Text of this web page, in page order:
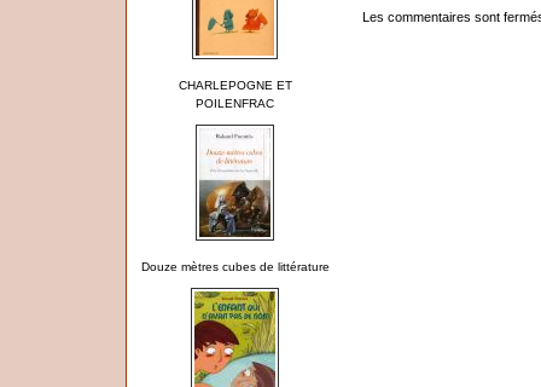
CHARLEPOGNE ET
POILENFRAC
Douze mètres cubes de littérature
Les commentaires sont